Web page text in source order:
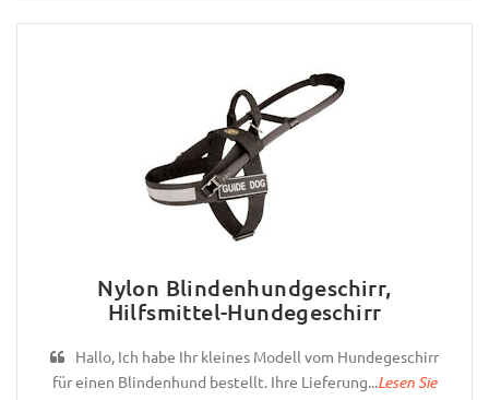
Nylon Blindenhundgeschirr,
Hilfsmittel-Hundegeschirr
Hallo, Ich habe Ihr kleines Modell vom Hundegeschirr
für einen Blindenhund bestellt. Ihre Lieferung...Lesen Sie